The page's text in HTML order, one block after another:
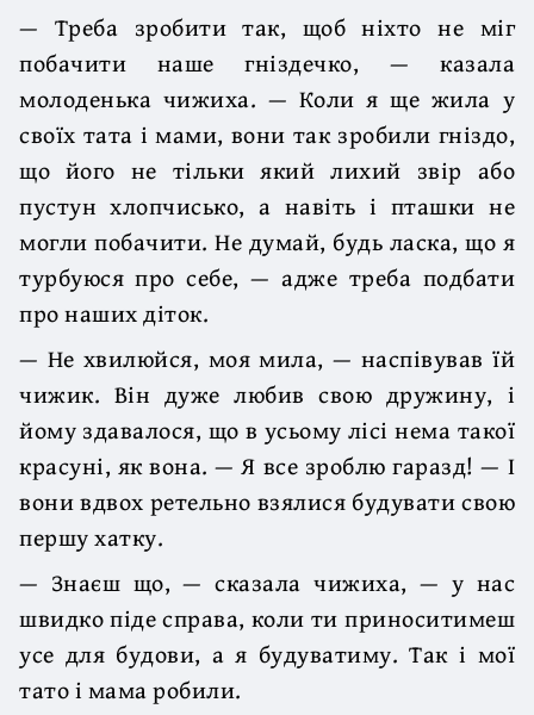
— Треба зробити так, щоб ніхто не міг
побачити наше гніздечко, — казала
молоденька чижиха. — Коли я ще жила у
своїх тата і мами, вони так зробили гніздо,
що його не тільки який лихий звір або
пустун хлопчисько, а навіть і пташки не
могли побачити. Не думай, будь ласка, що я
турбуюся про себе, — адже треба подбати
про наших діток.
— Не хвилюйся, моя мила, — наспівував їй
чижик. Він дуже любив свою дружину, і
йому здавалося, що в усьому лісі нема такої
красуні, як вона. — Я все зроблю гаразд! — І
вони вдвох ретельно взялися будувати свою
першу хатку.
— Знаєш що, — сказала чижиха, — у нас
швидко піде справа, коли ти приноситимеш
усе для будови, а я будуватиму. Так і мої
тато і мама робили.